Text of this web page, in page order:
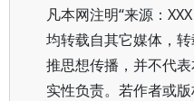
凡本网注明“来源：
均转载自其它媒体，
推思想传播，并不代
实性负责。若作者或